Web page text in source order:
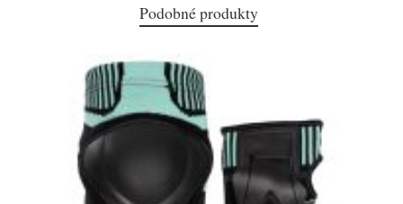
Podobné produkty